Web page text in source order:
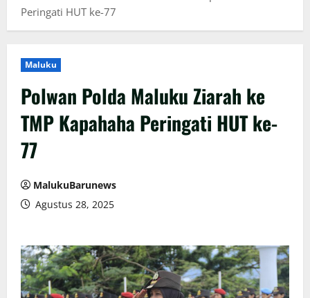
Peringati HUT ke-77
Maluku
Polwan Polda Maluku Ziarah ke
TMP Kapahaha Peringati HUT ke-
77
MalukuBarunews
Agustus 28, 2025